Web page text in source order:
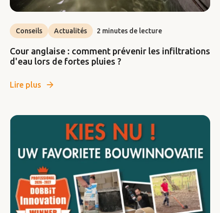
Conseils Actualités 2 minutes de lecture
Cour anglaise : comment prévenir les infiltrations
d'eau lors de fortes pluies ?
Lire plus